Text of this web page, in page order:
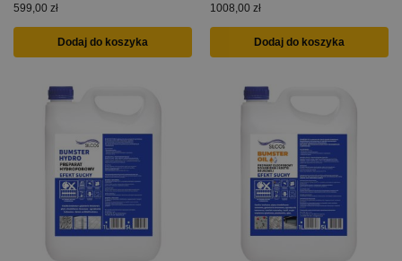
599,00 zł
Dodaj do koszyka
1008,00 zł
Dodaj do koszyka